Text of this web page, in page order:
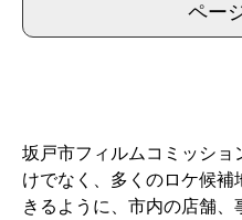
ペー
坂戸市フィルムコミッシ
けでなく、多くのロケ候
きるように、市内の店舗、